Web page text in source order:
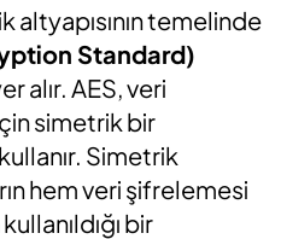
altyapısının temelinde
Standard)
alır. AES, veri
simetrik bir
Simetrik
hem veri şifrelemesi
bir